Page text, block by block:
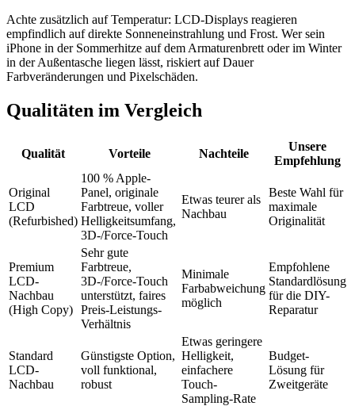
Achte zusätzlich auf Temperatur: LCD-Displays reagieren
empfindlich auf direkte Sonneneinstrahlung und Frost. Wer sein
iPhone in der Sommerhitze auf dem Armaturenbrett oder im Winter
in der Außentasche liegen lässt, riskiert auf Dauer
Farbveränderungen und Pixelschäden.
Qualitäten im Vergleich
Qualität Vorteile Nachteile
Unsere
Empfehlung
Original
LCD
(Refurbished)
100 % Apple-
Panel, originale
Farbtreue, voller
Helligkeitsumfang,
3D-/Force-Touch
Etwas teurer als
Nachbau
Beste Wahl für
maximale
Originalität
Premium
LCD-
Nachbau
(High Copy)
Sehr gute
Farbtreue,
3D-/Force-Touch
unterstützt, faires
Preis-Leistungs-
Verhältnis
Minimale
Farbabweichung
möglich
Empfohlene
Standardlösung
für die DIY-
Reparatur
Standard
LCD-
Nachbau
Günstigste Option,
voll funktional,
robust
Etwas geringere
Helligkeit,
einfachere
Touch-
Sampling-Rate
Budget-
Lösung für
Zweitgeräte